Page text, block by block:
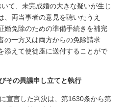
いて、未完成婚の大きな疑いが生じ
、両当事者の意見を聴いたうえ
婚免除のための準備手続きを補完
の一方又は両方からの免除請求
添えて使徒座に送付することがで
の異議申し立てと執行
宣言した判決は、第1630条から第